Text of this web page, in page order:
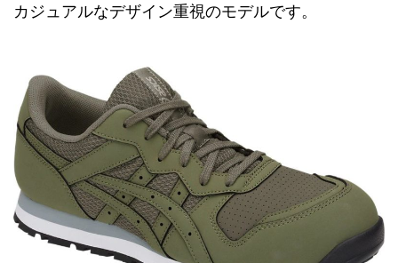
カジュアルなデザイン重視のモデルです。